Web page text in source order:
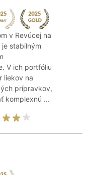
v Revúcej na
stabilným
V ich portfóliu
liekov na
prípravkov,
komplexnú ...